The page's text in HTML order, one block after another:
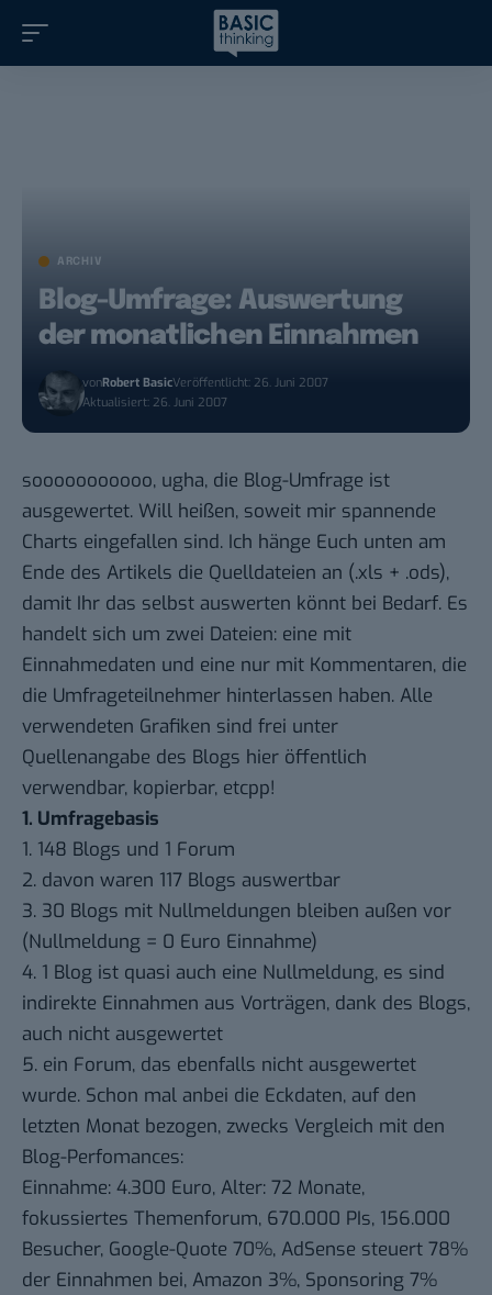
ARCHIV
Blog-Umfrage: Auswertung
der monatlichen Einnahmen
vonRobert BasicVeröffentlicht: 26. Juni 2007
Aktualisiert: 26. Juni 2007
sooooooooooo, ugha, die Blog-Umfrage ist
ausgewertet. Will heißen, soweit mir spannende
Charts eingefallen sind. Ich hänge Euch unten am
Ende des Artikels die Quelldateien an (.xls + .ods),
damit Ihr das selbst auswerten könnt bei Bedarf. Es
handelt sich um zwei Dateien: eine mit
Einnahmedaten und eine nur mit Kommentaren, die
die Umfrageteilnehmer hinterlassen haben. Alle
verwendeten Grafiken sind frei unter
Quellenangabe des Blogs hier öffentlich
verwendbar, kopierbar, etcpp!
1. Umfragebasis
1. 148 Blogs und 1 Forum
2. davon waren 117 Blogs auswertbar
3. 30 Blogs mit Nullmeldungen bleiben außen vor
(Nullmeldung = 0 Euro Einnahme)
4. 1 Blog ist quasi auch eine Nullmeldung, es sind
indirekte Einnahmen aus Vorträgen, dank des Blogs,
auch nicht ausgewertet
5. ein Forum, das ebenfalls nicht ausgewertet
wurde. Schon mal anbei die Eckdaten, auf den
letzten Monat bezogen, zwecks Vergleich mit den
Blog-Perfomances:
Einnahme: 4.300 Euro, Alter: 72 Monate,
fokussiertes Themenforum, 670.000 PIs, 156.000
Besucher, Google-Quote 70%, AdSense steuert 78%
der Einnahmen bei, Amazon 3%, Sponsoring 7%